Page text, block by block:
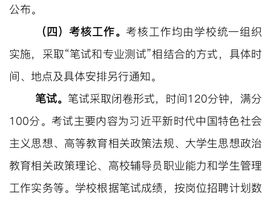
公布。
（四）考核工作。 考核工作均由学校统一组织
实施， 采取“笔试和专业测试”相结合的方式， 具体时
间、地点及具体安排另行通知。
笔试。 笔试采取闭卷形式， 时间120分钟，满分
100分。考试主要内容为习近平新时代中国特色社会
主义思想、高等教育相关政策法规、大学生思想政治
教育相关政策理论、高校辅导员职业能力和学生管理
工作实务等。学校根据笔试成绩，按岗位招聘计划数